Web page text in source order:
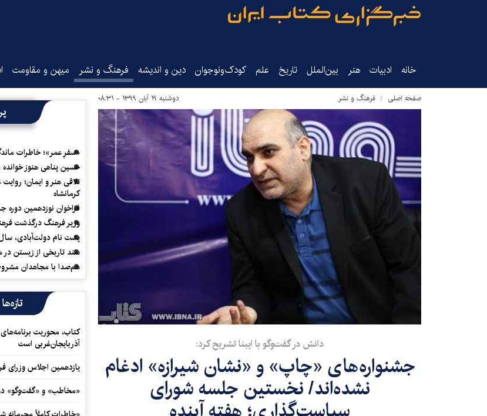
خانه ادبیات هنر بین‌الملل تاریخ‌ علم کودک‌ونوجوان دین و اندیشه فرهنگ و نشر میهن و مقاومت
صفحه اصلی فرهنگ و نشر دوشنبه ۱۹ آبان ۱۳۹۹ - ۰۸:۳۱
دانش در گفت‌وگو با ایبنا تشریح کرد:
جشنواره‌های «چاپ» و «نشان شیرازه» ادغام
نشده‌اند/ نخستین جلسه شورای
«سفرِ عمر»؛ خاطرات
حسین پناهی هنوز
تلاقی هنر و ایمان؛
کرمانشاه
فراخوان نوزدهمین دوره
وزیر فرهنگ درگذشت
پشت نام دولت‌آبادی،
سند تاریخی از زیستن
هم‌صدا با مجاهدان
تازه‌ها
کتاب، محوریت
آذربایجان‌غربی است
یازدهمین اجلاس وزرای
«مخاطب» و «گفت‌وگو»